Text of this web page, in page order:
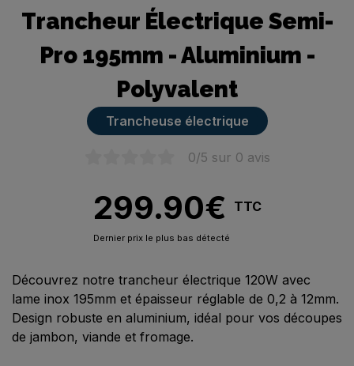
Trancheur Électrique Semi-
Pro 195mm - Aluminium -
Polyvalent
Trancheuse électrique
0/5 sur 0 avis
299.90€ TTC
Dernier prix le plus bas détecté
Découvrez notre trancheur électrique 120W avec
lame inox 195mm et épaisseur réglable de 0,2 à 12mm.
Design robuste en aluminium, idéal pour vos découpes
de jambon, viande et fromage.